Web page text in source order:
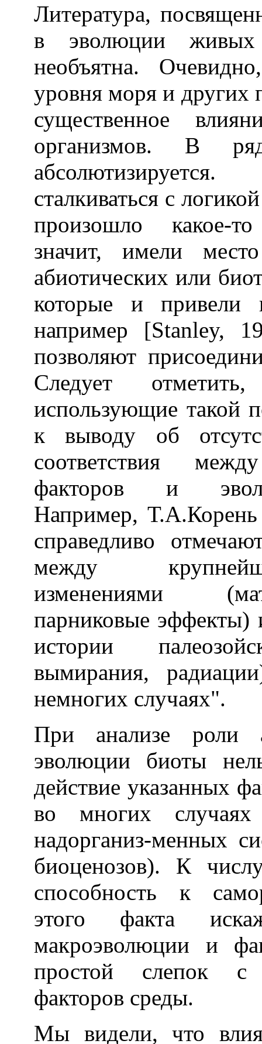
Литература,
в эволюции живых
необъятна.
уровня моря и других
существенное
организмов. В
сталкиваться с
произошло какое-
значит, имели
абиотических или
которые и
например [Stanley,
позволяют
Следует
использующие такой
к выводу об
соответствия
факторов и
Например,
справедливо
между
изменениями
парниковые
истории
вымирания,
немногих случаях".
При анализе роли
эволюции биоты
действие указанных
во многих случаях
надорганиз-менных
биоценозов). К
способность к
этого факта
макроэволюции и
простой слепок с
факторов среды.
Мы видели, что